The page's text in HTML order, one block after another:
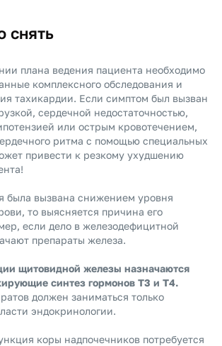
снять
плана ведения пациента необходимо
комплексного обследования и
тахикардии. Если симптом был вызван
сердечной недостаточностью,
или острым кровотечением,
ритма с помощью специальных
привести к резкому ухудшению
была вызвана снижением уровня
то выясняется причина его
если дело в железодефицитной
препараты железа.
щитовидной железы назначаются
синтез гормонов Т3 и Т4.
должен заниматься только
эндокринологии.
коры надпочечников потребуется